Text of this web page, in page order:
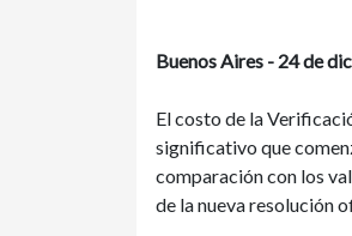
Buenos Aires - 24 de
El costo de la
significativo que
comparación con los
de la nueva resolución